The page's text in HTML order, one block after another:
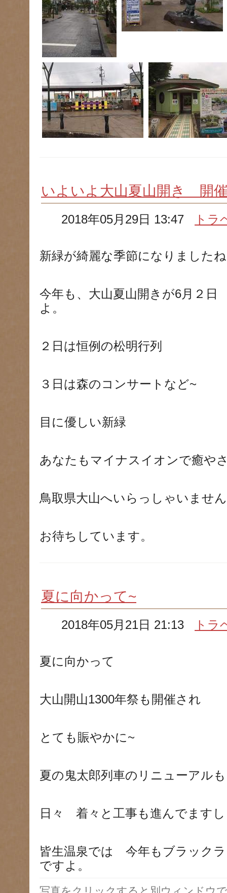
いよいよ大山夏山開き 開
2018年05月29日 13:47 トラ
新緑が綺麗な季節になりました
今年も、大山夏山開きが6月２
よ。
２日は恒例の松明行列
３日は森のコンサートなど~
目に優しい新緑
あなたもマイナスイオンで癒や
鳥取県大山へいらっしゃいま
お待ちしています。
夏に向かって~
2018年05月21日 21:13 トラ
夏に向かって
大山開山1300年祭も開催され
とても賑やかに~
夏の鬼太郎列車のリニューアル
日々 着々と工事も進んでますし
皆生温泉では 今年もブラック
ですよ。